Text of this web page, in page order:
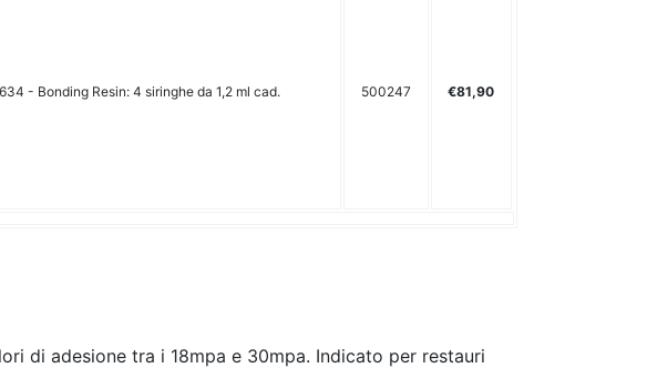
- Bonding Resin: 4 siringhe da 1,2 ml cad. 500247 €81,90
di adesione tra i 18mpa e 30mpa. Indicato per restauri